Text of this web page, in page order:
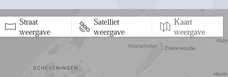
Straat
weergave
Satelliet
weergave
Kaart
weergave
5 min 10 min 15 min